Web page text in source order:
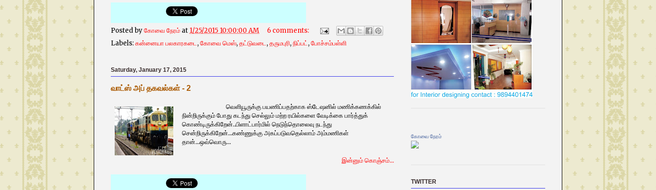
Posted byகோவை நேரம் at 1/25/2015 10:00:00 AM
6 comments:
Labels:கன்னையா பலகாரகடை,கோவை மெஸ்,தட்டுவடை,தருமபுரி,நிப்பட்,போச்சம்பள்ளி
Saturday, January 17, 2015
வாட்ஸ் அப் தகவல்கள் - 2
வெளியூருக்கு பயணிப்பதற்காக ஸ்டேஷனில் மணிக்கணக்கில்
நின்றிருக்கும் போது கடந்து செல்லும் மற்ற ரயில்களை வேடிக்கை பார்த்துக்
கொண்டிருக்கிறேன்..பிளாட்பார்மில் நெடுந்தொலைவு நடந்து
சென்றிருக்கிறேன்...கண்ணுக்கு அகப்படுவதெல்லாம் அம்மணிகள்
தான்...ஒவ்வொரு...
இன்னும் கொஞ்சம்...
கோவை நேரம்
TWITTER